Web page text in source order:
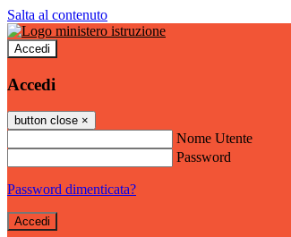
Salta al contenuto
Accedi
Accedi
button close ×
Nome Utente
Password
Password dimenticata?